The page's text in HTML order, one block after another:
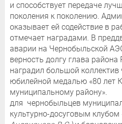
и способствует передаче
поколения к поколению.
оказывает ей содействие в
отмечает наградами. В
аварии на Чернобыльской
верность долгу глава
наградил большой
юбилейной медалью «80 лет
муниципальному району».
для чернобыльцев
культурно-досуговым клубом